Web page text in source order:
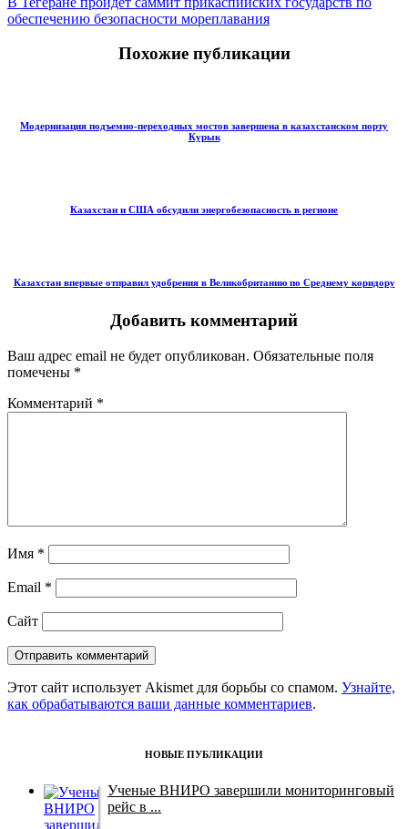
обеспечению безопасности мореплавания
Похожие публикации
Модернизация подъемно-переходных мостов завершена в казахстанском порту
Курык
Казахстан и США обсудили энергобезопасность в регионе
Казахстан впервые отправил удобрения в Великобританию по Среднему коридору
Добавить комментарий
Ваш адрес email не будет опубликован. Обязательные поля
помечены *
Комментарий *
Имя *
Email *
Сайт
Этот сайт использует Akismet для борьбы со спамом. Узнайте,
как обрабатываются ваши данные комментариев.
НОВЫЕ ПУБЛИКАЦИИ
Ученые ВНИРО завершили мониторинговый
рейс в ...